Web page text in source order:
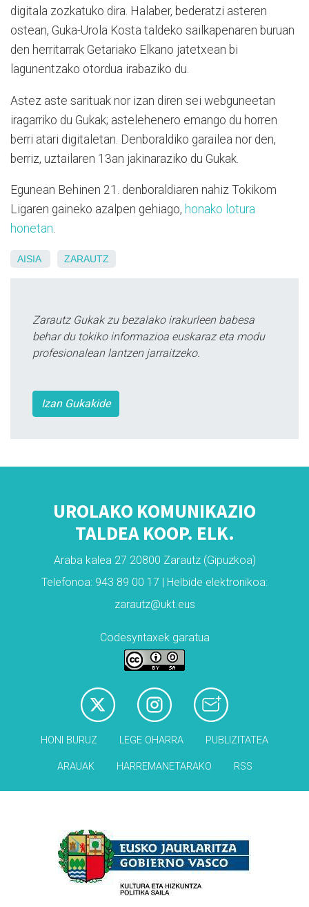
digitala zozkatuko dira. Halaber, bederatzi asteren
ostean, Guka-Urola Kosta taldeko sailkapenaren buruan
den herritarrak Getariako Elkano jatetxean bi
lagunentzako otordua irabaziko du.
Astez aste sarituak nor izan diren sei webguneetan
iragarriko du Gukak; astelehenero emango du horren
berri atari digitaletan. Denboraldiko garailea nor den,
berriz, uztailaren 13an jakinaraziko du Gukak.
Egunean Behinen 21. denboraldiaren nahiz Tokikom
Ligaren gaineko azalpen gehiago, honako lotura
honetan.
AISIA ZARAUTZ
Zarautz Gukak zu bezalako irakurleen babesa
behar du tokiko informazioa euskaraz eta modu
profesionalean lantzen jarraitzeko.
Izan Gukakide
UROLAKO KOMUNIKAZIO
TALDEA KOOP. ELK.
Araba kalea 27 20800 Zarautz (Gipuzkoa)
Telefonoa: 943 89 00 17 | Helbide elektronikoa:
zarautz@ukt.eus
Codesyntaxek garatua
HONI BURUZ LEGE OHARRA PUBLIZITATEA
ARAUAK HARREMANETARAKO RSS